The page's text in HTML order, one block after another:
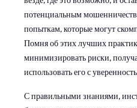
потенциальным
попыткам, которые могут
Помня об этих лучших
минимизировать риски,
использовать его с
С правильными знаниями,